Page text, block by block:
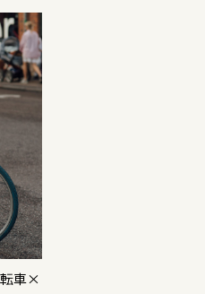
転車×